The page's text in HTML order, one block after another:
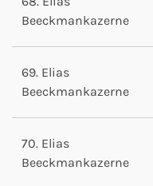
Beeckmankazerne
69. Elias
Beeckmankazerne
70. Elias
Beeckmankazerne